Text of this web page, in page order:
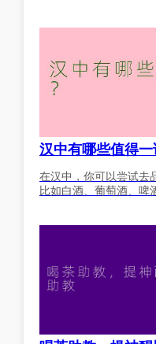
汉中有哪些值得一
在汉中，你可以尝试去
比如白酒、葡萄酒、啤